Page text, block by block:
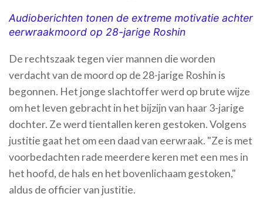
Audioberichten tonen de extreme motivatie achter
eerwraakmoord op 28-jarige Roshin
De rechtszaak tegen vier mannen die worden
verdacht van de moord op de 28-jarige Roshin is
begonnen. Het jonge slachtoffer werd op brute wijze
om het leven gebracht in het bijzijn van haar 3-jarige
dochter. Ze werd tientallen keren gestoken. Volgens
justitie gaat het om een daad van eerwraak. "Ze is met
voorbedachten rade meerdere keren met een mes in
het hoofd, de hals en het bovenlichaam gestoken,"
aldus de officier van justitie.